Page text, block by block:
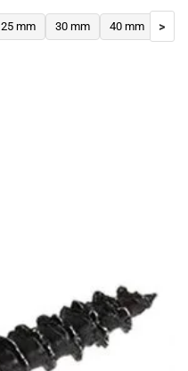
25 mm 30 mm 40 mm >